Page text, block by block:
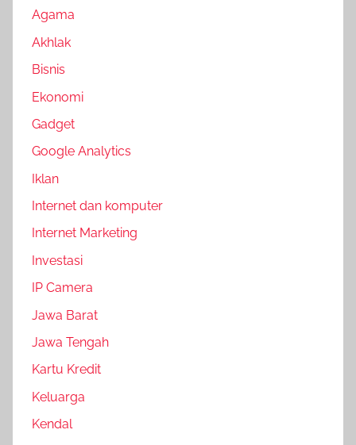
Agama
Akhlak
Bisnis
Ekonomi
Gadget
Google Analytics
Iklan
Internet dan komputer
Internet Marketing
Investasi
IP Camera
Jawa Barat
Jawa Tengah
Kartu Kredit
Keluarga
Kendal